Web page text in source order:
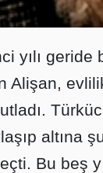
geride
Alişan,
altına
Bu beş